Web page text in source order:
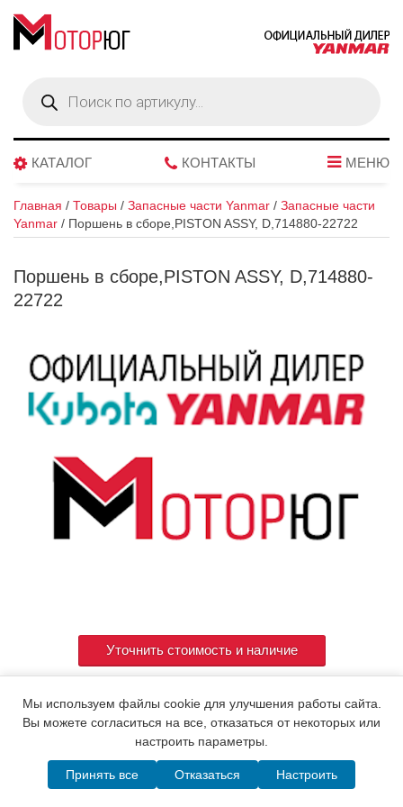
товаров
КАТАЛОГ КОНТАКТЫ МЕНЮ
Главная / Товары / Запасные части Yanmar / Запасные части
Yanmar / Поршень в сборе,PISTON ASSY, D,714880-22722
Поршень в сборе,PISTON ASSY, D,714880-
22722
Уточнить стоимость и наличие
Артикул 714880-22722
© 2015. Все права защищены.Мотор-Юг
Написать в MAX Telegram WhatsApp Позвонить
Мы используем файлы cookie для улучшения работы сайта.
Вы можете согласиться на все, отказаться от некоторых или
настроить параметры.
Принять все Отказаться Настроить